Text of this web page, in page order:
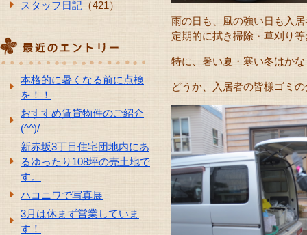
スタッフ日記 （421）
本格的に暑くなる前に点検
を！！
おすすめ賃貸物件のご紹介
(^^)/
新赤坂3丁目住宅団地内にあ
るゆったり108坪の売土地で
す。
ハコニワで写真展
3月は休まず営業していま
す！
雨の日も、風の強い日も入
定期的に拭き掃除・草刈り
特に、暑い夏・寒い冬はか
どうか、入居者の皆様ゴミ